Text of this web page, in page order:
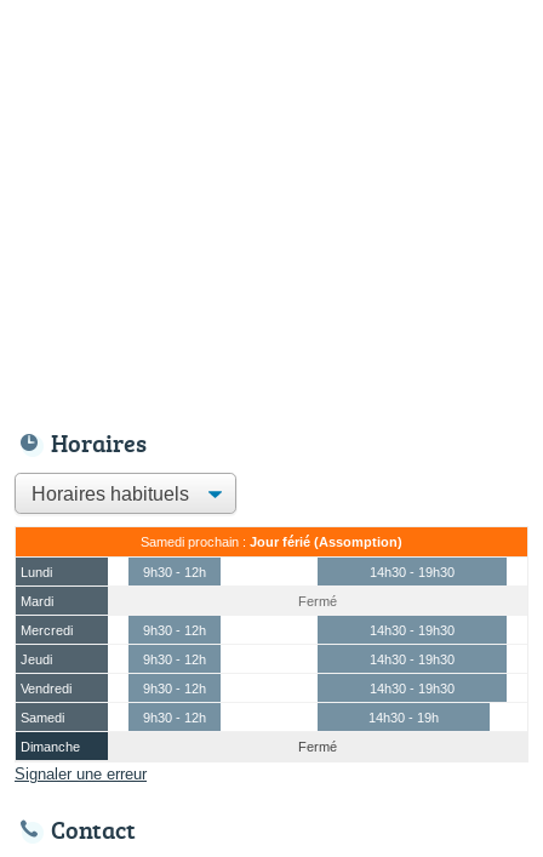
Horaires
Samedi prochain : Jour férié (Assomption)
Lundi 9h30 - 12h
14h30 - 19h30
Mardi
Fermé
Mercredi
9h30 - 12h
14h30 - 19h30
Jeudi
9h30 - 12h
14h30 - 19h30
Vendredi
9h30 - 12h
14h30 - 19h30
Samedi
9h30 - 12h
14h30 - 19h
Dimanche
Fermé
Signaler une erreur
Contact